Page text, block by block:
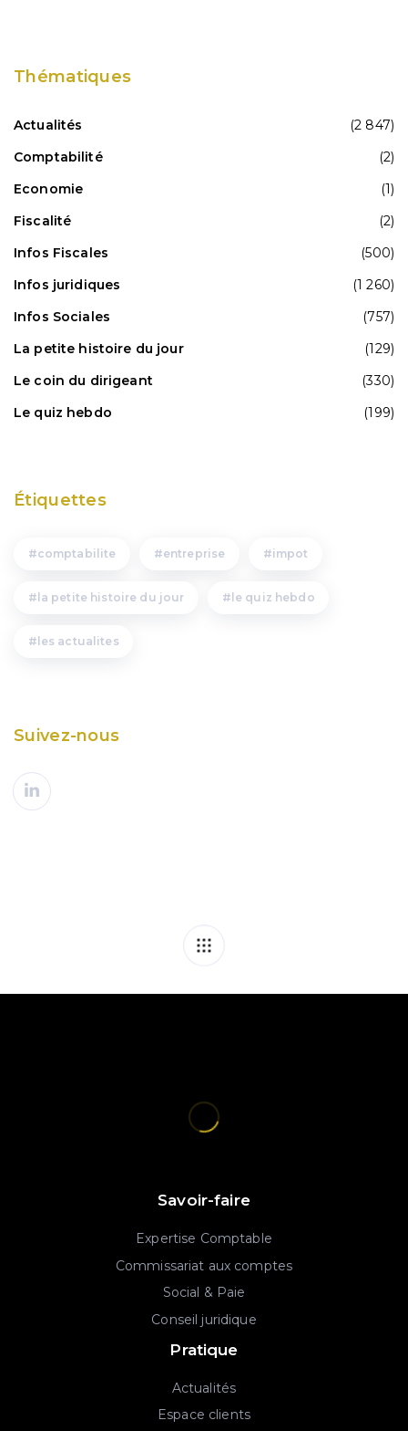
Thématiques
Actualités
(2 847)
Comptabilité
(2)
Economie
(1)
Fiscalité
(2)
Infos Fiscales
(500)
Infos juridiques
(1 260)
Infos Sociales
(757)
La petite histoire du jour
(129)
Le coin du dirigeant
(330)
Le quiz hebdo
(199)
Étiquettes
comptabilite entreprise impot
la petite histoire du jour le quiz hebdo
les actualites
Suivez-nous
Savoir-faire
Expertise Comptable
Commissariat aux comptes
Social & Paie
Conseil juridique
Pratique
Actualités
Espace clients